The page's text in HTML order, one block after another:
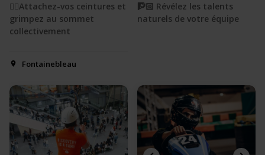
🧗‍♂️Attachez-vos ceintures et
grimpez au sommet
collectivement
Fontainebleau
🧗🏻 Révélez les talents
naturels de votre équipe